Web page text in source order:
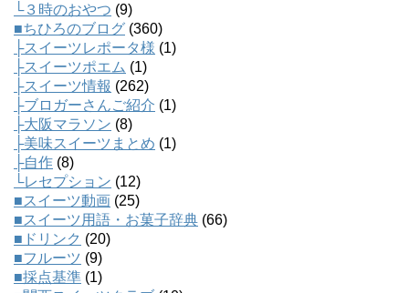
└３時のおやつ (9)
■ちひろのブログ (360)
├スイーツレポータ様 (1)
├スイーツポエム (1)
├スイーツ情報 (262)
├ブロガーさんご紹介 (1)
├大阪マラソン (8)
├美味スイーツまとめ (1)
├自作 (8)
└レセプション (12)
■スイーツ動画 (25)
■スイーツ用語・お菓子辞典 (66)
■ドリンク (20)
■フルーツ (9)
■採点基準 (1)